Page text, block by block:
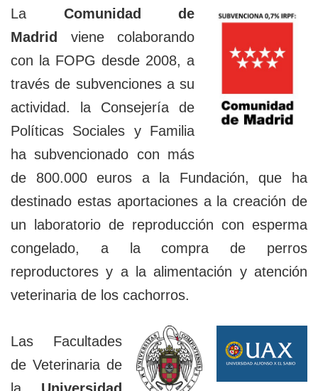
La Comunidad de
Madrid
viene colaborando
con la FOPG desde 2008, a
través de subvenciones a su
actividad. la Consejería de
Políticas Sociales y Familia
ha subvencionado con más
de 800.000 euros a la Fundación, que ha
destinado estas aportaciones a la creación de
un laboratorio de reproducción con esperma
congelado, a la compra de perros
reproductores y a la alimentación y atención
veterinaria de los cachorros.
Las Facultades
de Veterinaria de